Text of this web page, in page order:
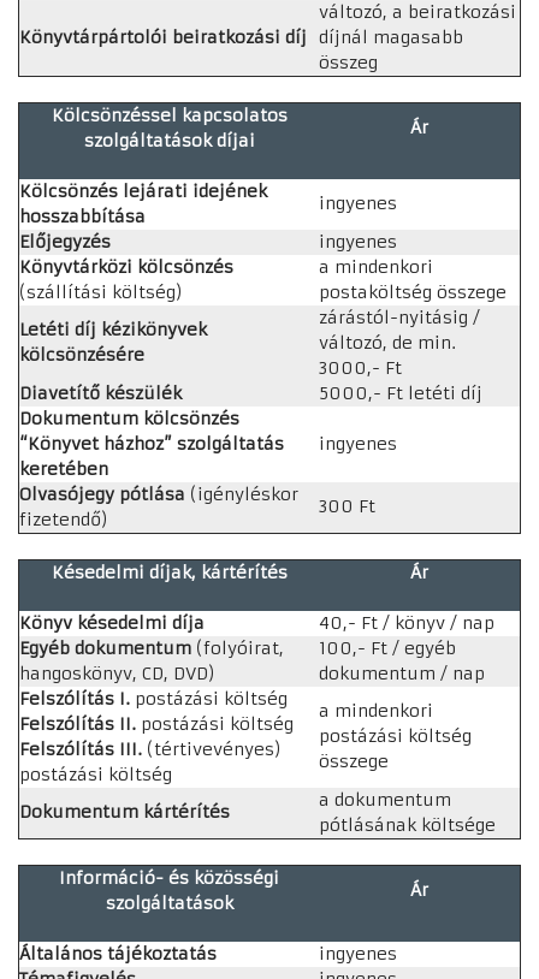
Könyvtárpártolói beiratkozási díj
változó, a beiratkozási
díjnál magasabb
összeg
Kölcsönzéssel kapcsolatos
szolgáltatások díjai
Ár
Kölcsönzés lejárati idejének
hosszabbítása
ingyenes
Előjegyzés
ingyenes
Könyvtárközi kölcsönzés
(szállítási költség)
a mindenkori
postaköltség összege
Letéti díj kézikönyvek
kölcsönzésére
zárástól-nyitásig /
változó, de min.
3000,- Ft
Diavetítő készülék
5000,- Ft letéti díj
Dokumentum kölcsönzés
“Könyvet házhoz” szolgáltatás
keretében
ingyenes
Olvasójegy pótlása (igényléskor
fizetendő)
300 Ft
Késedelmi díjak, kártérítés Ár
Könyv késedelmi díja
40,- Ft / könyv / nap
Egyéb dokumentum (folyóirat,
hangoskönyv, CD, DVD)
100,- Ft / egyéb
dokumentum / nap
Felszólítás I. postázási költség
Felszólítás II. postázási költség
Felszólítás III. (tértivevényes)
postázási költség
a mindenkori
postázási költség
összege
Dokumentum kártérítés
a dokumentum
pótlásának költsége
Információ- és közösségi
szolgáltatások
Ár
Általános tájékoztatás
ingyenes